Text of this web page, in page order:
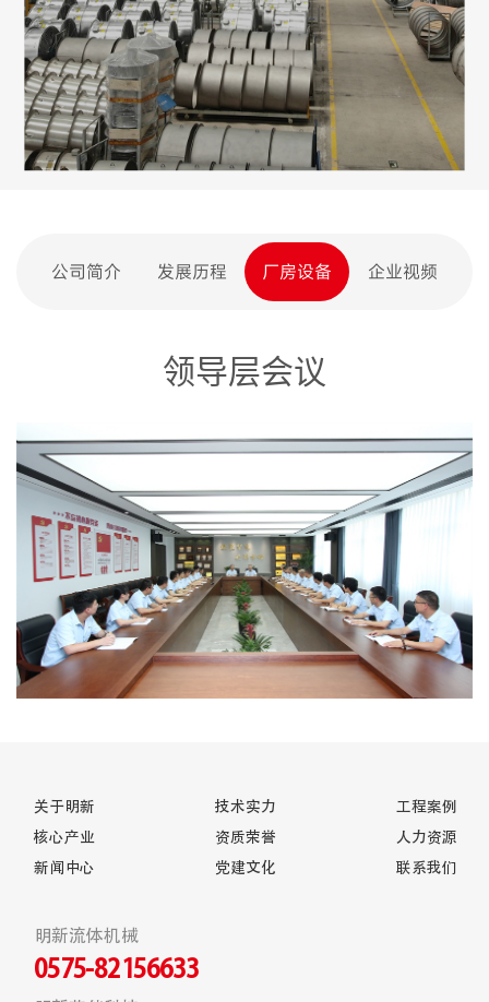
公司简介 发展历程 厂房设备 企业视频
领导层会议
关于明新
核心产业
新闻中心
技术实力
资质荣誉
党建文化
工程案例
人力资源
联系我们
明新流体机械
0575-82156633